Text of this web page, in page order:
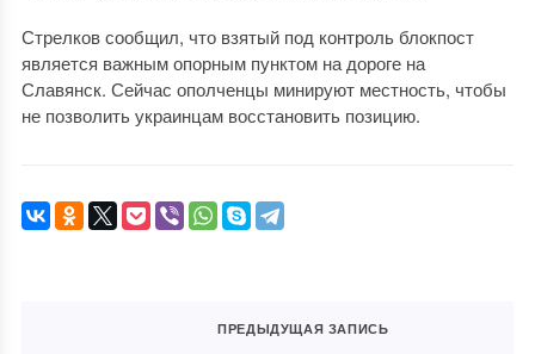
Стрелков сообщил, что взятый под контроль блокпост
является важным опорным пунктом на дороге на
Славянск. Сейчас ополченцы минируют местность, чтобы
не позволить украинцам восстановить позицию.
ПРЕДЫДУЩАЯ ЗАПИСЬ